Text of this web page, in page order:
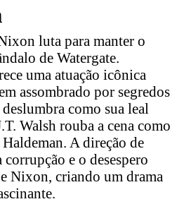
luta para manter o
de Watergate.
uma atuação icônica
assombrado por segredos
como sua leal
Walsh rouba a cena como
A direção de
e o desespero
Nixon, criando um drama